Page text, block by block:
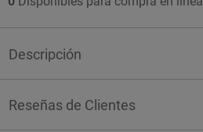
Descripción
Reseñas de Clientes